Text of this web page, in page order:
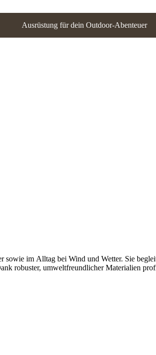
Ausrüstung für dein Outdoor-Abenteuer
im Alltag bei Wind und Wetter. Sie
robuster, umweltfreundlicher Materialien